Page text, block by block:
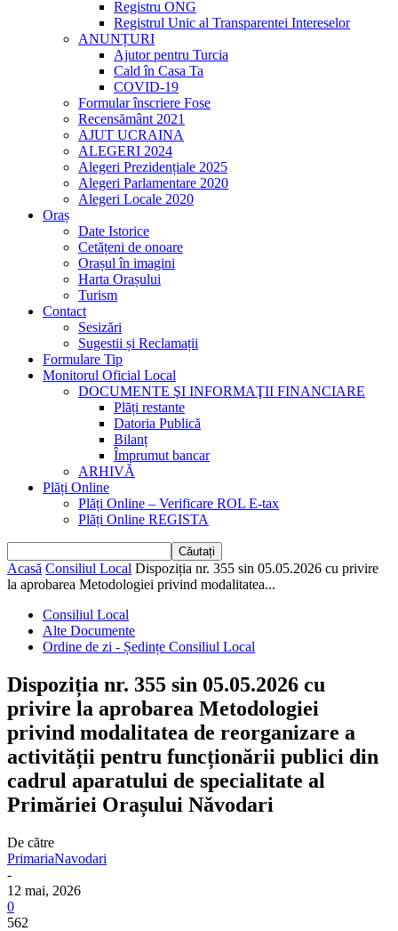
Registru ONG
Registrul Unic al Transparentei Intereselor
ANUNȚURI
Ajutor pentru Turcia
Cald în Casa Ta
COVID-19
Formular înscriere Fose
Recensământ 2021
AJUT UCRAINA
ALEGERI 2024
Alegeri Prezidențiale 2025
Alegeri Parlamentare 2020
Alegeri Locale 2020
Oraș
Date Istorice
Cetățeni de onoare
Orașul în imagini
Harta Orașului
Turism
Contact
Sesizări
Sugestii și Reclamații
Formulare Tip
Monitorul Oficial Local
DOCUMENTE ŞI INFORMAŢII FINANCIARE
Plăți restante
Datoria Publică
Bilanț
Împrumut bancar
ARHIVĂ
Plăți Online
Plăți Online – Verificare ROL E-tax
Plăți Online REGISTA
Acasă Consiliul Local Dispoziția nr. 355 sin 05.05.2026 cu privire
la aprobarea Metodologiei privind modalitatea...
Consiliul Local
Alte Documente
Ordine de zi - Ședințe Consiliul Local
Dispoziția nr. 355 sin 05.05.2026 cu
privire la aprobarea Metodologiei
privind modalitatea de reorganizare a
activității pentru funcționării publici din
cadrul aparatului de specialitate al
Primăriei Orașului Năvodari
De către
PrimariaNavodari
-
12 mai, 2026
0
562